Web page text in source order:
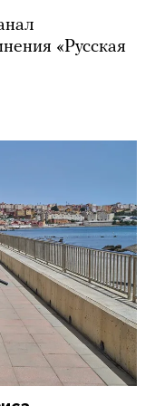
«Русская